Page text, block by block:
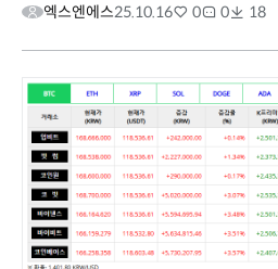
엑스엔에스25.10.16 0 0 18